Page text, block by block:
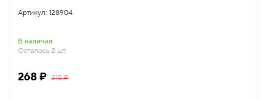
Артикул: 128904
В наличии
Осталось 2 шт.
268 ₽ 315 ₽